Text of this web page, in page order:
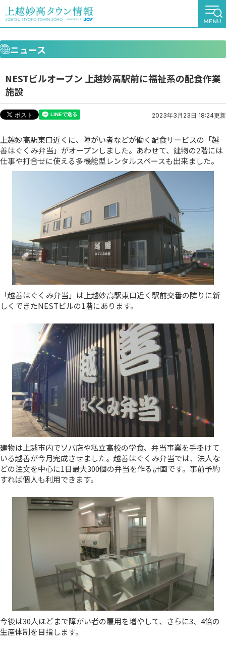
ニュース
NESTビルオープン 上越妙高駅前に福祉系の配食作業
施設
2023年3月23日 18:24更新
上越妙高駅東口近くに、障がい者などが働く配食サービスの「越
善はぐくみ弁当」がオープンしました。あわせて、建物の2階には
仕事や打合せに使える多機能型レンタルスペースも出来ました。
「越善はぐくみ弁当」は上越妙高駅東口近く駅前交番の隣りに新
しくできたNESTビルの1階にあります。
建物は上越市内でソバ店や私立高校の学食、弁当事業を手掛けて
いる越善が今月完成させました。越善はぐくみ弁当では、法人な
どの注文を中心に1日最大300個の弁当を作る計画です。事前予約
すれば個人も利用できます。
今後は30人ほどまで障がい者の雇用を増やして、さらに3、4倍の
生産体制を目指します。